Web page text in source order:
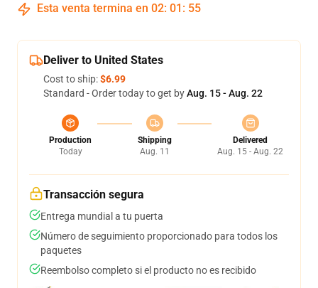
Esta venta termina en 02: 01 : 54
Deliver to United States
Cost to ship:$6.99
Standard - Order today to get byAug. 15 - Aug. 22
Production
Today
Shipping
Aug. 11
Delivered
Aug. 15 - Aug. 22
Transacción segura
Entrega mundial a tu puerta
Número de seguimiento proporcionado para todos los
paquetes
Reembolso completo si el producto no es recibido